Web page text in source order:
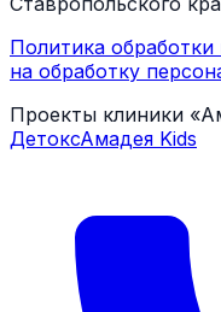
Политика
на обработку
Проекты клиники
ДетоксАмадея Kids